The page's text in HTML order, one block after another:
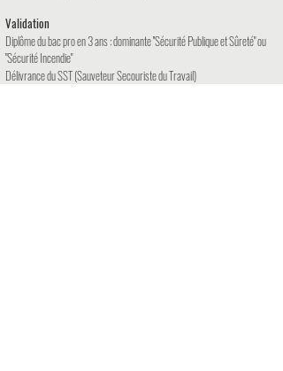
Validation
Diplôme du bac pro en 3 ans : dominante ''Sécurité Publique et Sûreté" ou
"Sécurité Incendie"
Délivrance du SST (Sauveteur Secouriste du Travail)